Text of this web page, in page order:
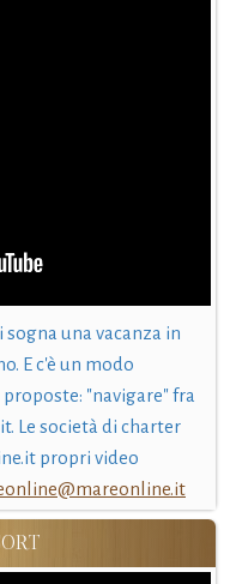
una vacanza in
E c'è un modo
"navigare" fra
Le società di charter
propri video